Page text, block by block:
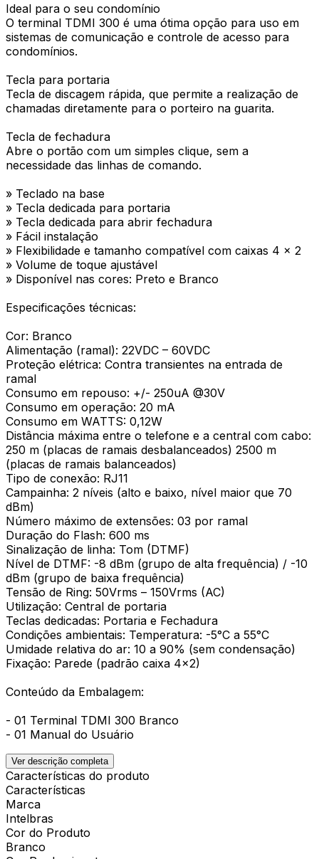
Ideal para o seu condomínio
O terminal TDMI 300 é uma ótima opção para uso em
sistemas de comunicação e controle de acesso para
condomínios.
Tecla para portaria
Tecla de discagem rápida, que permite a realização de
chamadas diretamente para o porteiro na guarita.
Tecla de fechadura
Abre o portão com um simples clique, sem a
necessidade das linhas de comando.
» Teclado na base
» Tecla dedicada para portaria
» Tecla dedicada para abrir fechadura
» Fácil instalação
» Flexibilidade e tamanho compatível com caixas 4 x 2
» Volume de toque ajustável
» Disponível nas cores: Preto e Branco
Especificações técnicas:
Cor: Branco
Alimentação (ramal): 22VDC – 60VDC
Proteção elétrica: Contra transientes na entrada de
ramal
Consumo em repouso: +/- 250uA @30V
Consumo em operação: 20 mA
Consumo em WATTS: 0,12W
Distância máxima entre o telefone e a central com cabo:
250 m (placas de ramais desbalanceados) 2500 m
(placas de ramais balanceados)
Tipo de conexão: RJ11
Campainha: 2 níveis (alto e baixo, nível maior que 70
dBm)
Número máximo de extensões: 03 por ramal
Duração do Flash: 600 ms
Sinalização de linha: Tom (DTMF)
Nível de DTMF: -8 dBm (grupo de alta frequência) / -10
dBm (grupo de baixa frequência)
Tensão de Ring: 50Vrms – 150Vrms (AC)
Utilização: Central de portaria
Teclas dedicadas: Portaria e Fechadura
Condições ambientais: Temperatura: -5°C a 55°C
Umidade relativa do ar: 10 a 90% (sem condensação)
Fixação: Parede (padrão caixa 4x2)
Conteúdo da Embalagem:
- 01 Terminal TDMI 300 Branco
- 01 Manual do Usuário
Ver descrição completa
Características do produto
Características
Marca
Intelbras
Cor do Produto
Branco